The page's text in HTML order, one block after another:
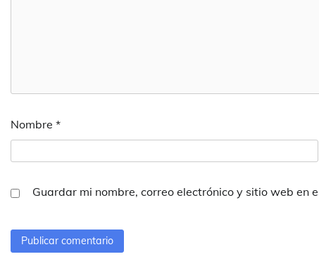
Nombre *
Guardar mi nombre, correo electrónico y sitio web